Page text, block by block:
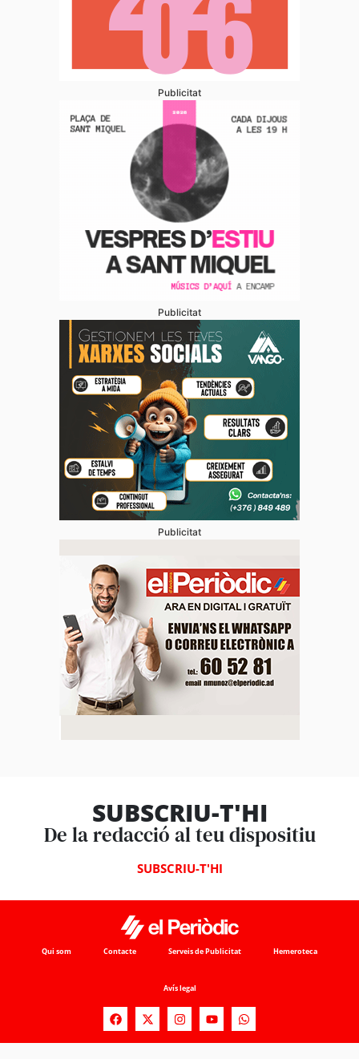
Publicitat
Publicitat
Publicitat
SUBSCRIU-T'HI
De la redacció al teu dispositiu
SUBSCRIU-T'HI
Qui som Contacte Serveis de Publicitat Hemeroteca
Avís legal